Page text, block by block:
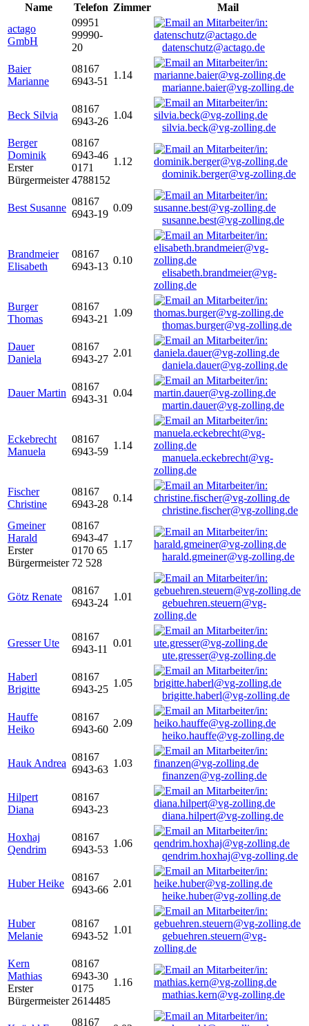
Name
Telefon Zimmer
Mail
actago
GmbH
09951
99990-
20
datenschutz@actago.de
Baier
Marianne
08167
6943-51
1.14
marianne.baier@vg-zolling.de
Beck Silvia
08167
6943-26
1.04
silvia.beck@vg-zolling.de
Berger
Dominik
Erster
Bürgermeister
08167
6943-46
0171
4788152
1.12
dominik.berger@vg-zolling.de
Best Susanne
08167
6943-19
0.09
susanne.best@vg-zolling.de
Brandmeier
Elisabeth
08167
6943-13
0.10
elisabeth.brandmeier@vg-
zolling.de
Burger
Thomas
08167
6943-21
1.09
thomas.burger@vg-zolling.de
Dauer
Daniela
08167
6943-27
2.01
daniela.dauer@vg-zolling.de
Dauer Martin
08167
6943-31
0.04
martin.dauer@vg-zolling.de
Eckebrecht
Manuela
08167
6943-59
1.14
manuela.eckebrecht@vg-
zolling.de
Fischer
Christine
08167
6943-28
0.14
christine.fischer@vg-zolling.de
Gmeiner
Harald
Erster
Bürgermeister
08167
6943-47
0170 65
72 528
1.17
harald.gmeiner@vg-zolling.de
Götz Renate
08167
6943-24
1.01
gebuehren.steuern@vg-
zolling.de
Gresser Ute
08167
6943-11
0.01
ute.gresser@vg-zolling.de
Haberl
Brigitte
08167
6943-25
1.05
brigitte.haberl@vg-zolling.de
Hauffe
Heiko
08167
6943-60
2.09
heiko.hauffe@vg-zolling.de
Hauk Andrea
08167
6943-63
1.03
finanzen@vg-zolling.de
Hilpert
Diana
08167
6943-23
diana.hilpert@vg-zolling.de
Hoxhaj
Qendrim
08167
6943-53
1.06
qendrim.hoxhaj@vg-zolling.de
Huber Heike
08167
6943-66
2.01
heike.huber@vg-zolling.de
Huber
Melanie
08167
6943-52
1.01
gebuehren.steuern@vg-
zolling.de
Kern
Mathias
Erster
Bürgermeister
08167
6943-30
0175
2614485
1.16
mathias.kern@vg-zolling.de
08167